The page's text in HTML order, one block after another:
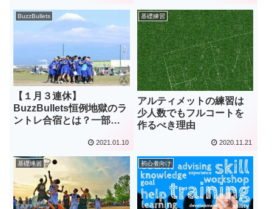
BuzzBullets
【１月３連休】
BuzzBullets恒例地獄のラ
ントレ合宿とは？一部メ
2021.01.10
基礎練習
アルティメットの練習は
少人数でもフルコートを
作るべき理由
2020.11.21
基礎練習 初心者向け